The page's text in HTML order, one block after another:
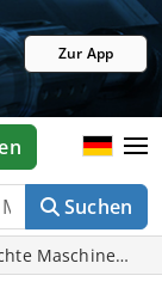
Zur App
Suchen
Maschinen in